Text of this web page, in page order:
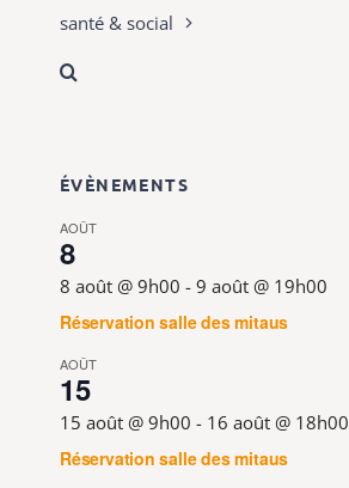
santé & social
ÉVÈNEMENTS
AOÛT
8
8 août @ 9h00 - 9 août @ 19h00
Réservation salle des mitaus
AOÛT
15
15 août @ 9h00 - 16 août @ 18h00
Réservation salle des mitaus